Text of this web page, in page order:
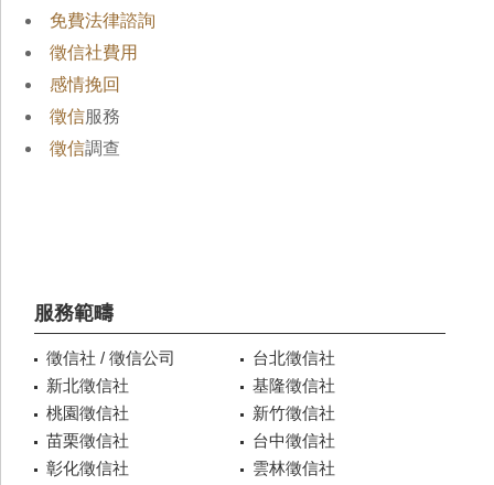
免費法律諮詢
徵信社費用
感情挽回
徵信服務
徵信調查
服務範疇
徵信社 / 徵信公司
台北徵信社
新北徵信社
基隆徵信社
桃園徵信社
新竹徵信社
苗栗徵信社
台中徵信社
彰化徵信社
雲林徵信社